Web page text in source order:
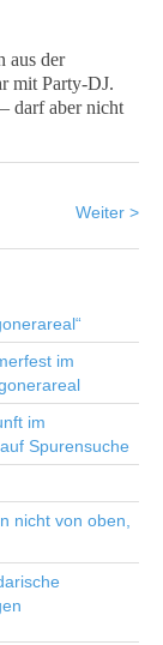
aus der
mit Party-DJ.
darf aber nicht
Weiter >
im
im
Spurensuche
nicht von oben,